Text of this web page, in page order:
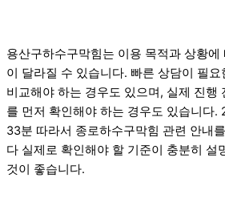
용산구하수구막힘는 이용 목적과 상황에
이 달라질 수 있습니다. 빠른 상담이 필
비교해야 하는 경우도 있으며, 실제 진행
를 먼저 확인해야 하는 경우도 있습니다
33분 따라서 종로하수구막힘 관련 안내
다 실제로 확인해야 할 기준이 충분히 설
것이 좋습니다.